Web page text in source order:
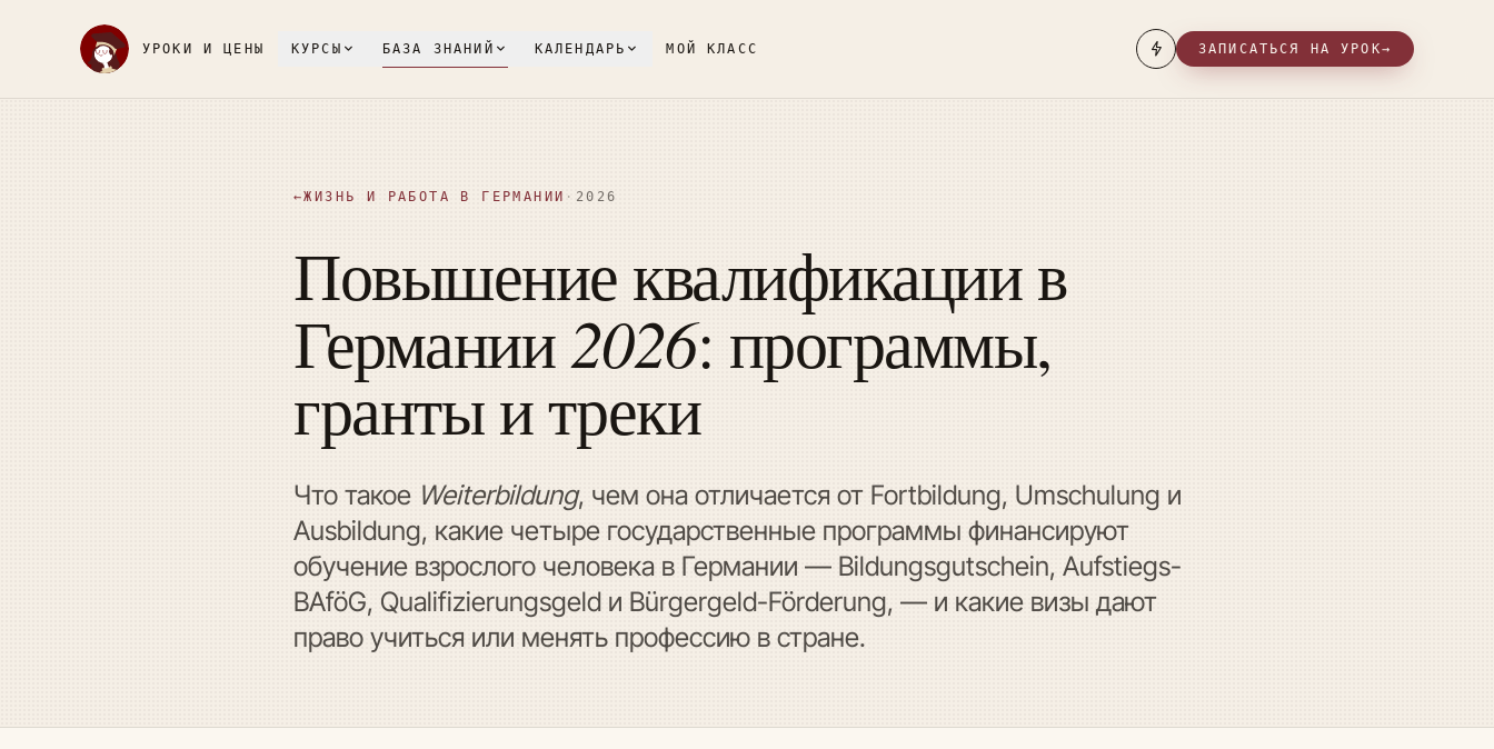
УРОКИ И ЦЕНЫ КУРСЫ БАЗА ЗНАНИЙ КАЛЕНДАРЬ МОЙ КЛАСС ЗАПИСАТЬСЯ НА УРОК→
←ЖИЗНЬ И РАБОТА В ГЕРМАНИИ · 2026
Повышение квалификации в
Германии2026: программы,
гранты и треки
Что такое Weiterbildung, чем она отличается от Fortbildung, Umschulung и
Ausbildung, какие четыре государственные программы финансируют
обучение взрослого человека в Германии — Bildungsgutschein, Aufstiegs-
BAföG, Qualifizierungsgeld и Bürgergeld-Förderung, — и какие визы дают
право учиться или менять профессию в стране.